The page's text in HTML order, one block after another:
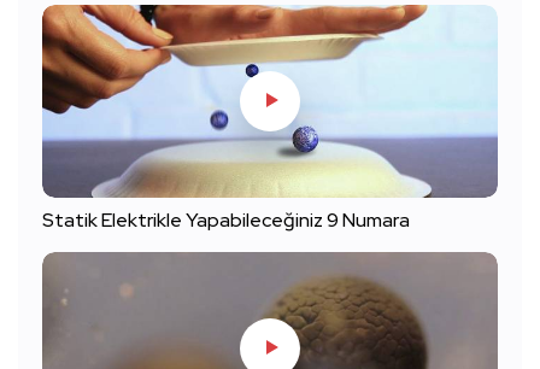
Statik Elektrikle Yapabileceğiniz 9 Numara